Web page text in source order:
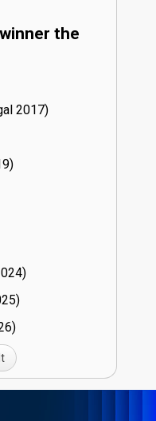
the
17)
24)
25)